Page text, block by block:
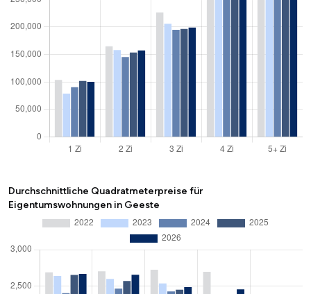
Durchschnittliche Quadratmeterpreise für
Eigentumswohnungen in Geeste